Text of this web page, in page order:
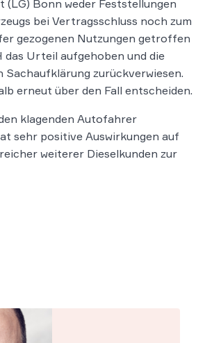
(LG) Bonn weder Feststellungen
bei Vertragsschluss noch zum
gezogenen Nutzungen getroffen
das Urteil aufgehoben und die
Sachaufklärung zurückverwiesen.
erneut über den Fall entscheiden.
klagenden Autofahrer
sehr positive Auswirkungen auf
weiterer Dieselkunden zur